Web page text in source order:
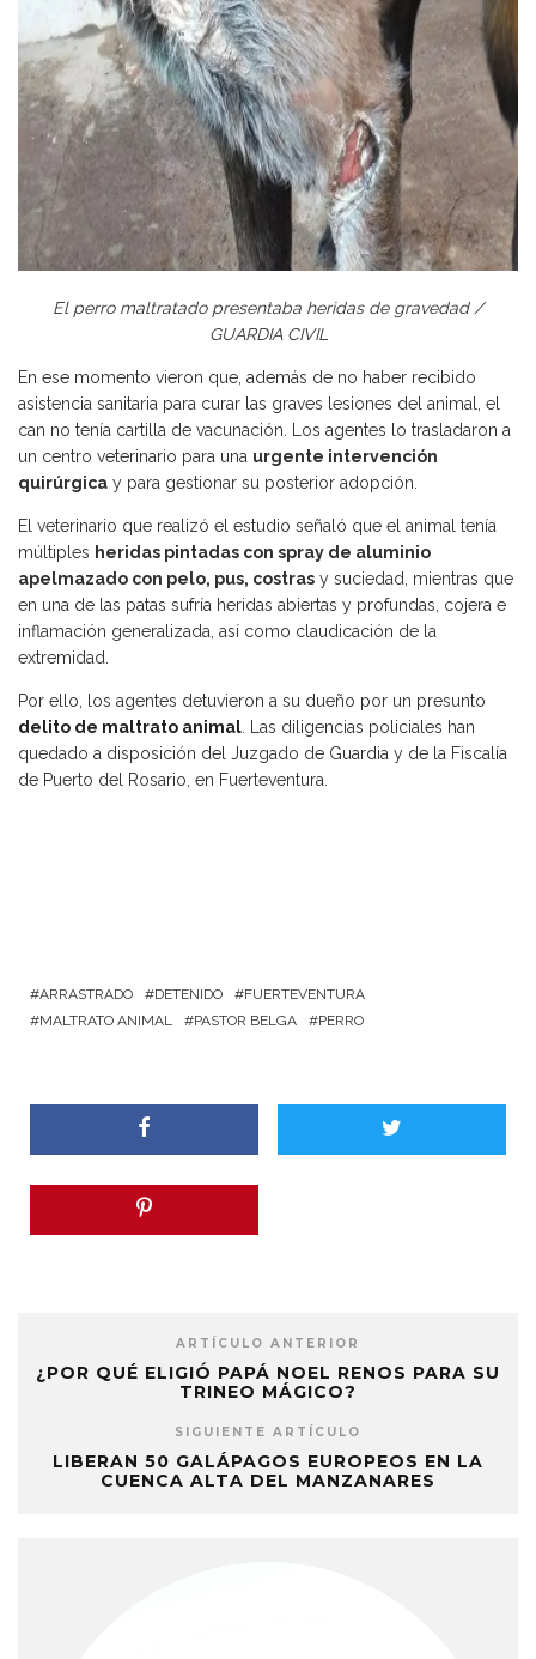
El perro maltratado presentaba heridas de gravedad /
GUARDIA CIVIL
En ese momento vieron que, además de no haber recibido
asistencia sanitaria para curar las graves lesiones del animal, el
can no tenía cartilla de vacunación. Los agentes lo trasladaron a
un centro veterinario para una urgente intervención
quirúrgica y para gestionar su posterior adopción.
El veterinario que realizó el estudio señaló que el animal tenía
múltiples heridas pintadas con spray de aluminio
apelmazado con pelo, pus, costras y suciedad, mientras que
en una de las patas sufría heridas abiertas y profundas, cojera e
inflamación generalizada, así como claudicación de la
extremidad.
Por ello, los agentes detuvieron a su dueño por un presunto
delito de maltrato animal. Las diligencias policiales han
quedado a disposición del Juzgado de Guardia y de la Fiscalía
de Puerto del Rosario, en Fuerteventura.
ARRASTRADO DETENIDO
FUERTEVENTURA
MALTRATO ANIMAL
PASTOR BELGA PERRO
ARTÍCULO ANTERIOR
¿POR QUÉ ELIGIÓ PAPÁ NOEL RENOS PARA SU
TRINEO MÁGICO?
SIGUIENTE ARTÍCULO
LIBERAN 50 GALÁPAGOS EUROPEOS EN LA
CUENCA ALTA DEL MANZANARES